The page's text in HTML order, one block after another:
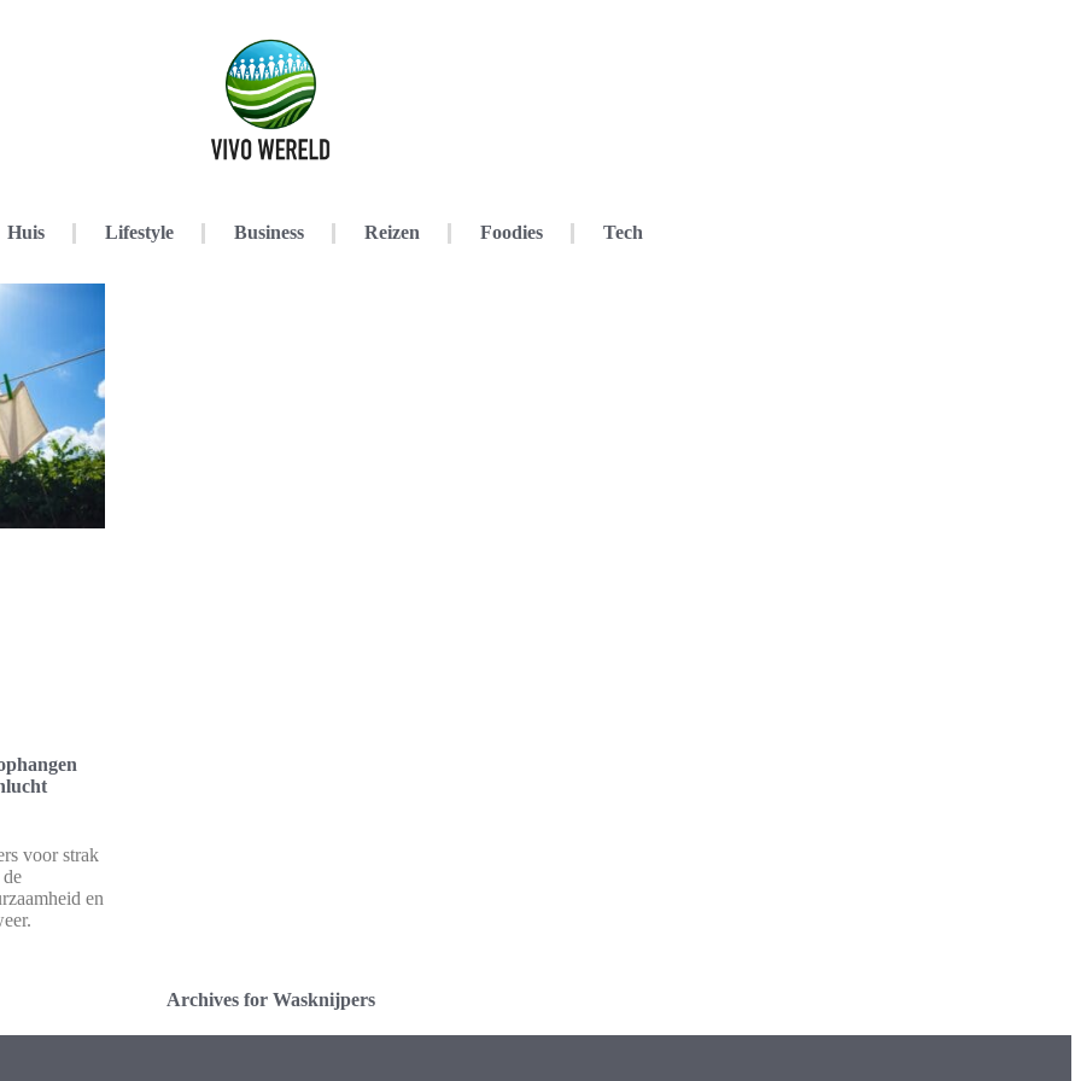
Huis Lifestyle Business Reizen Foodies Tech
voor strak
en
Archives for Wasknijpers